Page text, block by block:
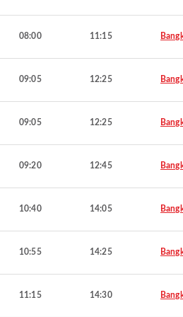
08:00 11:15
09:05 12:25
09:05 12:25
09:20 12:45
10:40 14:05
10:55 14:25
11:15 14:30